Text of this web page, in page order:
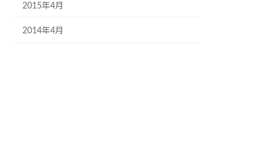
2015年4月
2014年4月